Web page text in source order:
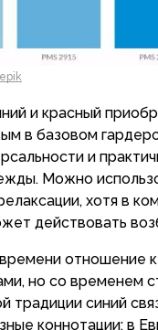
и красный
в базовом
и
Можно
хотя в
действовать
отношение
но со временем
традиции синий
коннотации: в